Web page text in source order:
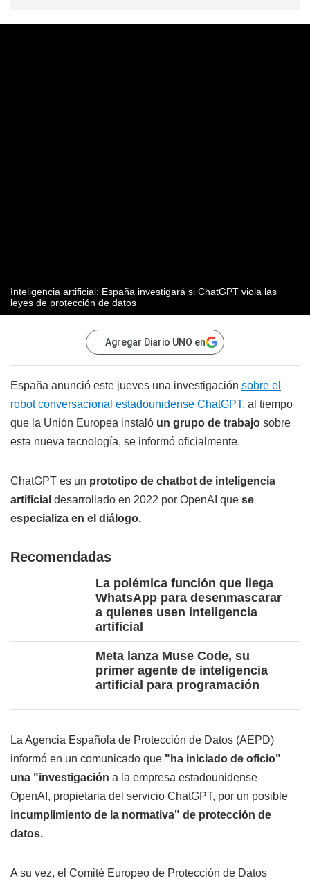
Inteligencia artificial: España investigará si ChatGPT viola las
leyes de protección de datos
Agregar Diario UNO en
España anunció este jueves una investigación sobre el
robot conversacional estadounidense ChatGPT, al tiempo
que la Unión Europea instaló un grupo de trabajo sobre
esta nueva tecnología, se informó oficialmente.
ChatGPT es un prototipo de chatbot de inteligencia
artificial desarrollado en 2022 por OpenAI que se
especializa en el diálogo.
Recomendadas
La polémica función que llega
WhatsApp para desenmascarar
a quienes usen inteligencia
artificial
Meta lanza Muse Code, su
primer agente de inteligencia
artificial para programación
La Agencia Española de Protección de Datos (AEPD)
informó en un comunicado que "ha iniciado de oficio"
una "investigación a la empresa estadounidense
OpenAI, propietaria del servicio ChatGPT, por un posible
incumplimiento de la normativa" de protección de
datos.
A su vez, el Comité Europeo de Protección de Datos